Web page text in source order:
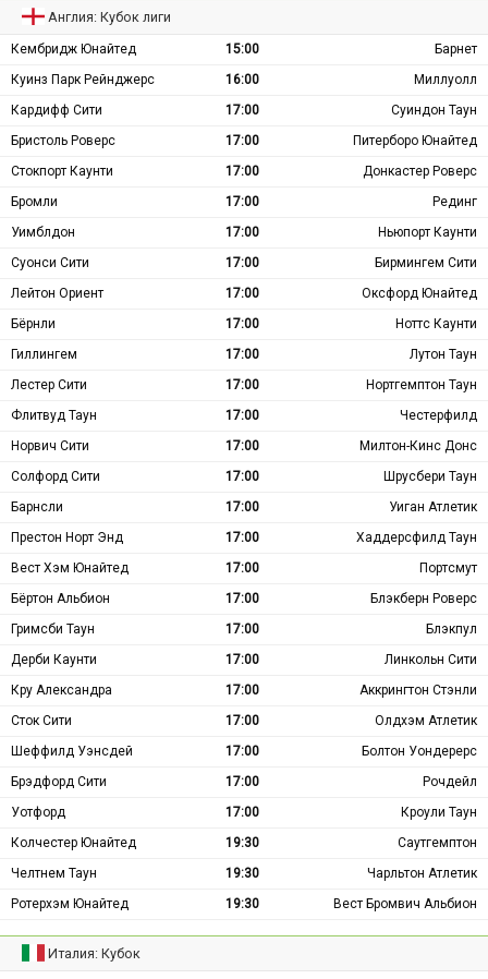
Англия: Кубок лиги
Кембридж Юнайтед 15:00
Барнет
Куинз Парк Рейнджерс
16:00
Миллуолл
Кардифф Сити
17:00
Суиндон Таун
Бристоль Роверс
17:00
Питерборо Юнайтед
Стокпорт Каунти
17:00
Донкастер Роверс
Бромли
17:00
Рединг
Уимблдон
17:00
Ньюпорт Каунти
Суонси Сити
17:00
Бирмингем Сити
Лейтон Ориент
17:00
Оксфорд Юнайтед
Бёрнли
17:00
Ноттс Каунти
Гиллингем
17:00
Лутон Таун
Лестер Сити
17:00
Нортгемптон Таун
Флитвуд Таун
17:00
Честерфилд
Норвич Сити
17:00
Милтон-Кинс Донс
Солфорд Сити
17:00
Шрусбери Таун
Барнсли
17:00
Уиган Атлетик
Престон Норт Энд
17:00
Хаддерсфилд Таун
Вест Хэм Юнайтед
17:00
Портсмут
Бёртон Альбион
17:00
Блэкберн Роверс
Гримсби Таун
17:00
Блэкпул
Дерби Каунти
17:00
Линкольн Сити
Кру Александра
17:00
Аккрингтон Стэнли
Сток Сити
17:00
Олдхэм Атлетик
Шеффилд Уэнсдей
17:00
Болтон Уондерерс
Брэдфорд Сити
17:00
Рочдейл
Уотфорд
17:00
Кроули Таун
Колчестер Юнайтед
19:30
Саутгемптон
Челтнем Таун
19:30
Чарльтон Атлетик
Ротерхэм Юнайтед
19:30 Вест Бромвич Альбион
Италия: Кубок